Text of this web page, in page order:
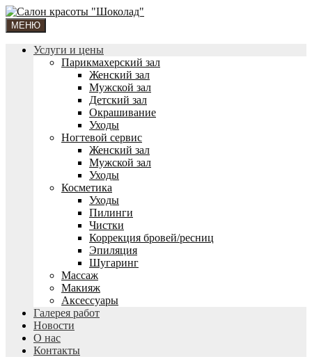
МЕНЮ
Услуги и цены
Парикмахерский зал
Женский зал
Мужской зал
Детский зал
Окрашивание
Уходы
Ногтевой сервис
Женский зал
Мужской зал
Уходы
Косметика
Уходы
Пилинги
Чистки
Коррекция бровей/ресниц
Эпиляция
Шугаринг
Массаж
Макияж
Аксессуары
Галерея работ
Новости
О нас
Контакты